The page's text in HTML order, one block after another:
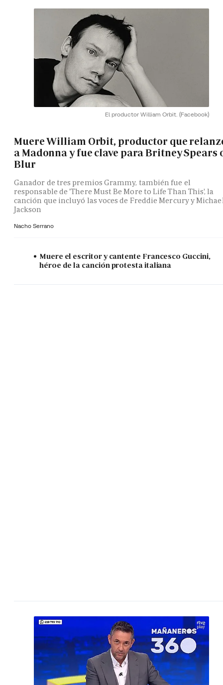
El productor William Orbit. (Facebook)
Muere William Orbit, productor que
a Madonna y fue clave para Britney Spears
Blur
Ganador de tres premios Grammy, también fue el
responsable de 'There Must Be More to Life Than This', la
canción que incluyó las voces de Freddie Mercury y
Jackson
Nacho Serrano
Muere el escritor y cantente Francesco Guccini,
héroe de la canción protesta italiana